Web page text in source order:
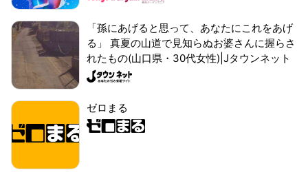
「孫にあげると思って、あなたにこれをあげ
る」 真夏の山道で見知らぬお婆さんに握らさ
れたもの(山口県・30代女性)|Jタウンネット
ゼロまる